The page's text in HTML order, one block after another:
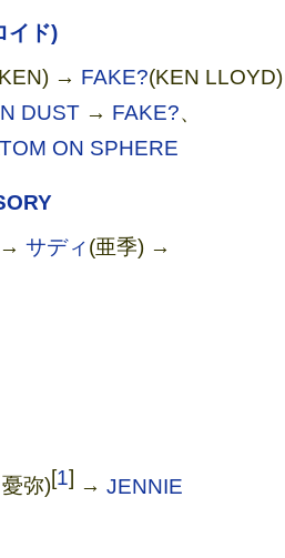
イド)
→ FAKE?(KEN LLOYD)
DUST → FAKE?、
ON SPHERE
→サディ(亜季) →
弥)[1] →JENNIE